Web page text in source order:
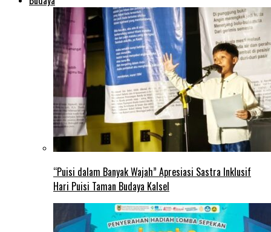
“Puisi dalam Banyak Wajah” Apresiasi Sastra Inklusif
Hari Puisi Taman Budaya Kalsel